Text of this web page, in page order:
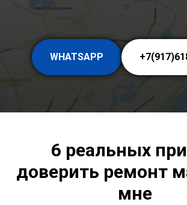
WHATSAPP
6 реальных
доверить ремонт
мне